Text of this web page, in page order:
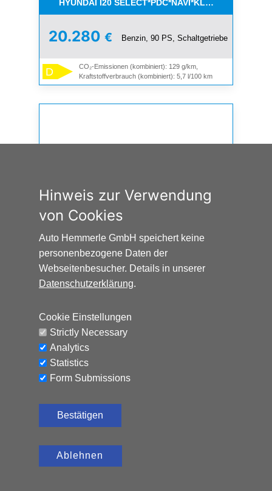
HYUNDAI I20 SELECT*PDC*NAVI*KLIMA*PDC
20.280 € Benzin, 90 PS, Schaltgetriebe
D
CO₂-Emissionen (kombiniert): 129 g/km,
Kraftstoffverbrauch (kombiniert): 5,7 l/100 km
FIAT 600 1.2 74 KW STREET EDITION **SOFORT
20.490€
Hinweis zur Verwendung
von Cookies
Auto Hemmerle GmbH speichert keine
personenbezogene Daten der
Webseitenbesucher. Details in unserer
Datenschutzerklärung.
Cookie Einstellungen
Strictly Necessary
Analytics
Statistics
Form Submissions
Bestätigen
Ablehnen